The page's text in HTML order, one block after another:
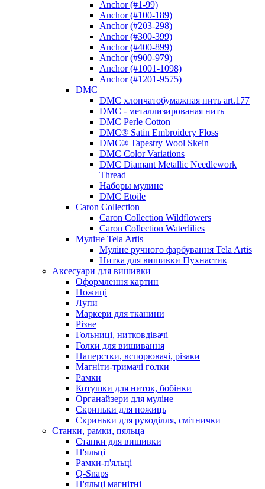
Anchor (#1-99)
Anchor (#100-189)
Anchor (#203-298)
Anchor (#300-399)
Anchor (#400-899)
Anchor (#900-979)
Anchor (#1001-1098)
Anchor (#1201-9575)
DMC
DMC хлопчатобумажная нить art.177
DMC - металлизированая нить
DMC Perle Cotton
DMC® Satin Embroidery Floss
DMC® Tapestry Wool Skein
DMC Color Variations
DMC Diamant Metallic Needlework
Thread
Наборы мулине
DMC Etoile
Caron Collection
Caron Collection Wildflowers
Caron Collection Waterlilies
Муліне Tela Artis
Муліне ручного фарбування Tela Artis
Нитка для вишивки Пухнастик
Аксесуари для вишивки
Оформлення картин
Ножиці
Лупи
Маркери для тканини
Різне
Гольниці, нитковдівачі
Голки для вишивання
Наперстки, вспорювачі, різаки
Магніти-тримачі голки
Рамки
Котушки для ниток, бобінки
Органайзери для муліне
Скриньки для ножиць
Скриньки для рукоділля, смітнички
Станки, рамки, пяльца
Станки для вишивки
П'яльці
Рамки-п'яльці
Q-Snaps
П'яльці магнітні